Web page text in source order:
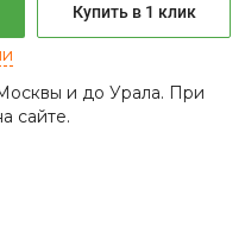
Купить в 1 клик
и до Урала. При
сайте.